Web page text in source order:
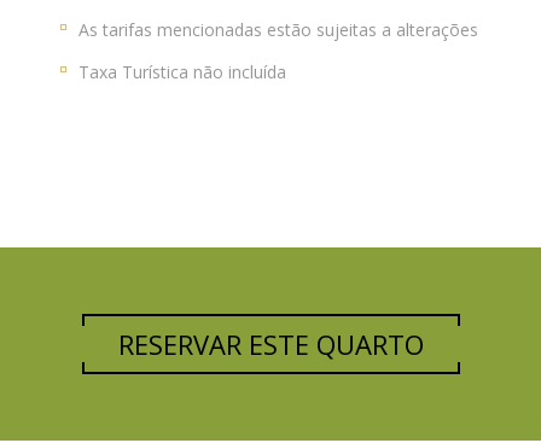
As tarifas mencionadas estão sujeitas a alterações
Taxa Turística não incluída
RESERVAR ESTE QUARTO